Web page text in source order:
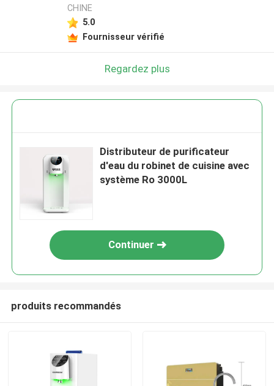
CHINE
5.0
Fournisseur vérifié
Regardez plus
Distributeur de purificateur
d'eau du robinet de cuisine avec
système Ro 3000L
Continuer
produits recommandés